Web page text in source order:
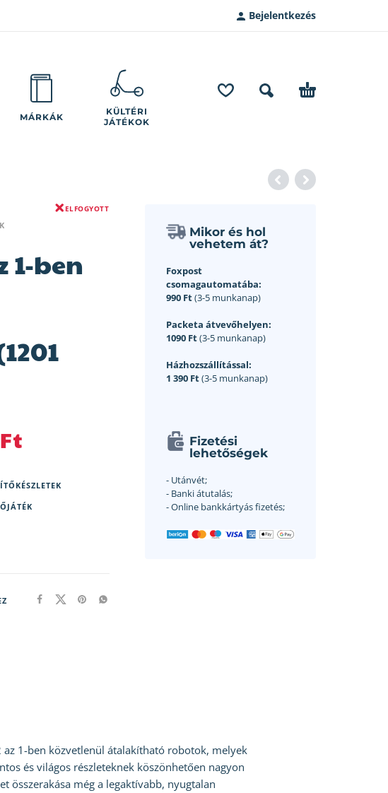
Bejelentkezés
MÁRKÁK
KÜLTÉRI
JÁTÉKOK
ELFOGYOTT
1-ben
Ft
Mikor és hol
vehetem át?
Foxpost
csomagautomatába:
990 Ft(3-5 munkanap)
Packeta átvevőhelyen:
1090 Ft(3-5 munkanap)
Házhozszállítással:
1 390 Ft(3-5 munkanap)
Fizetési
lehetőségek
- Utánvét;
- Banki átutalás;
- Online bankkártyás fizetés;
1-ben közvetlenül átalakítható robotok, melyek
és világos részleteknek köszönhetően nagyon
összerakása még a legaktívabb, nyugtalan